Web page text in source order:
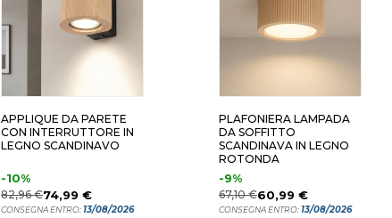
APPLIQUE DA PARETE
CON INTERRUTTORE IN
LEGNO SCANDINAVO
-10%
82,96 €74,99 €
CONSEGNA ENTRO:13/08/2026
PLAFONIERA LAMPADA
DA SOFFITTO
SCANDINAVA IN LEGNO
ROTONDA
-9%
67,10 €60,99 €
CONSEGNA ENTRO:13/08/2026